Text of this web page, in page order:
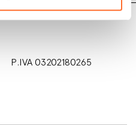
P.IVA 03202180265